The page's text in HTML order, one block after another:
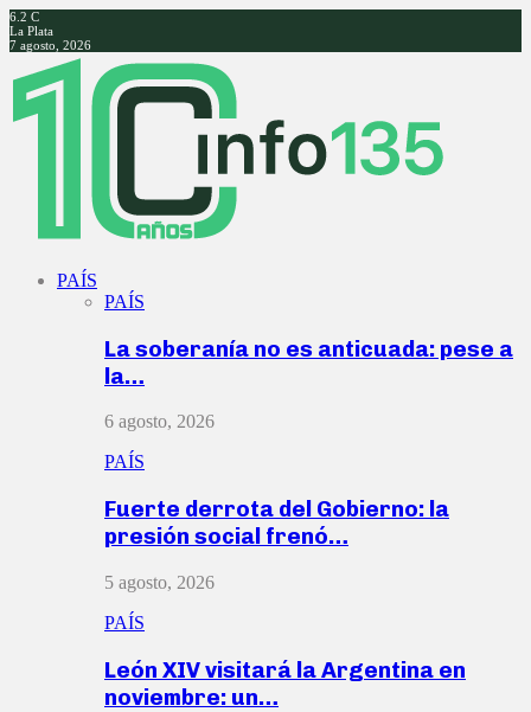
6.2 C
La Plata
7 agosto, 2026
Facebook
Twitter
Instagram
Youtube
PAÍS
PAÍS
La soberanía no es anticuada: pese a
la…
6 agosto, 2026
PAÍS
Fuerte derrota del Gobierno: la
presión social frenó…
5 agosto, 2026
PAÍS
León XIV visitará la Argentina en
noviembre: un…